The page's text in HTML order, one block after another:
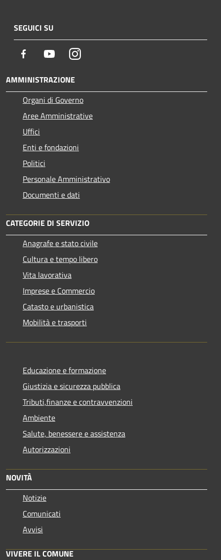
SEGUICI SU
Facebook YoutubeInstagram
AMMINISTRAZIONE
Organi di Governo
Aree Amministrative
Uffici
Enti e fondazioni
Politici
Personale Amministrativo
Documenti e dati
CATEGORIE DI SERVIZIO
Anagrafe e stato civile
Cultura e tempo libero
Vita lavorativa
Imprese e Commercio
Catasto e urbanistica
Mobilità e trasporti
Educazione e formazione
Giustizia e sicurezza pubblica
Tributi,finanze e contravvenzioni
Ambiente
Salute, benessere e assistenza
Autorizzazioni
NOVITÀ
Notizie
Comunicati
Avvisi
VIVERE IL COMUNE